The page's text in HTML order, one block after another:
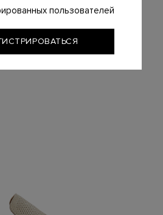
пользователей